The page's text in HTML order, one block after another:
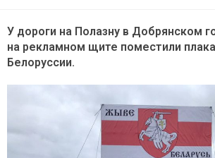
У дороги на Полазну в Добрянском
на рекламном щите поместили
Белоруссии.